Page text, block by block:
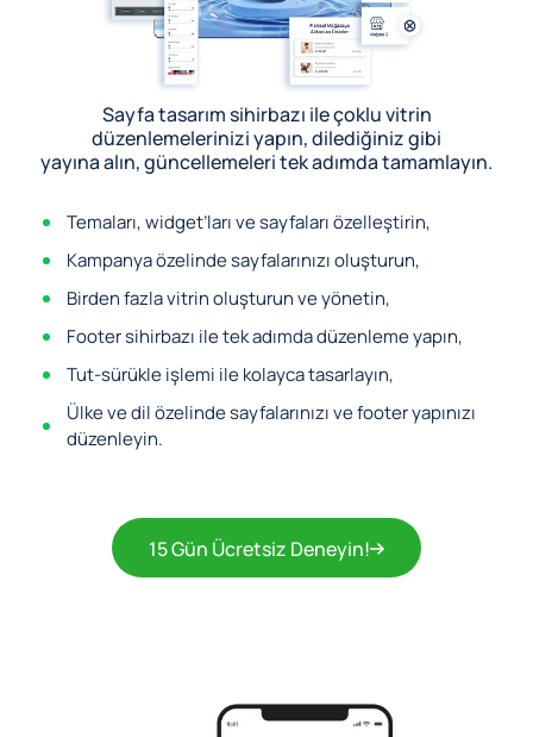
Sayfa tasarım sihirbazı ile çoklu vitrin
düzenlemelerinizi yapın, dilediğiniz gibi
yayına alın, güncellemeleri tek adımda tamamlayın.
Temaları, widget’ları ve sayfaları özelleştirin,
Kampanya özelinde sayfalarınızı oluşturun,
Birden fazla vitrin oluşturun ve yönetin,
Footer sihirbazı ile tek adımda düzenleme yapın,
Tut-sürükle işlemi ile kolayca tasarlayın,
Ülke ve dil özelinde sayfalarınızı ve footer yapınızı
düzenleyin.
15 Gün Ücretsiz Deneyin!